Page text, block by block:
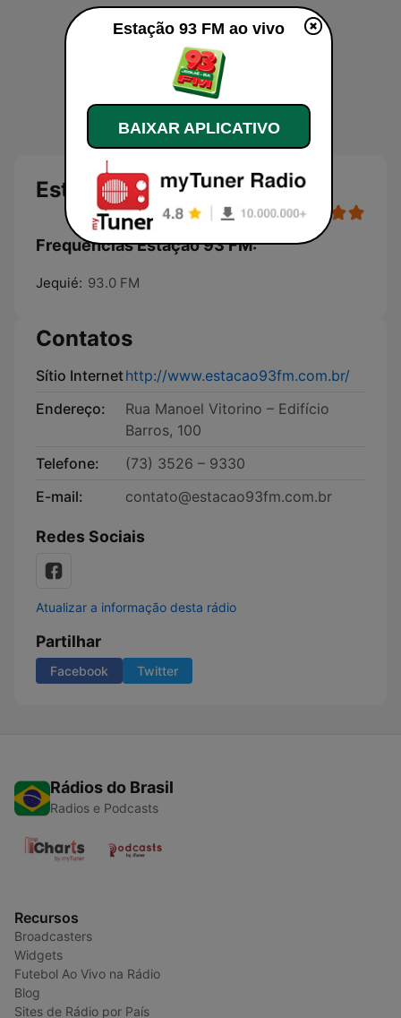
Estação 93 FM
Frequências Estação 93 FM:
Jequié: 93.0 FM
Contatos
Sítio Internethttp://www.estacao93fm.com.br/
Endereço:
Rua Manoel Vitorino – Edifício
Barros, 100
Telefone:
(73) 3526 – 9330
E-mail:
contato@estacao93fm.com.br
Redes Sociais
Atualizar a informação desta rádio
Partilhar
Facebook Twitter
Rádios do Brasil
Radios e Podcasts
Recursos
Broadcasters
Widgets
Futebol Ao Vivo na Rádio
Blog
Sites de Rádio por País
Estação 93 FM ao vivo
BAIXAR APLICATIVO